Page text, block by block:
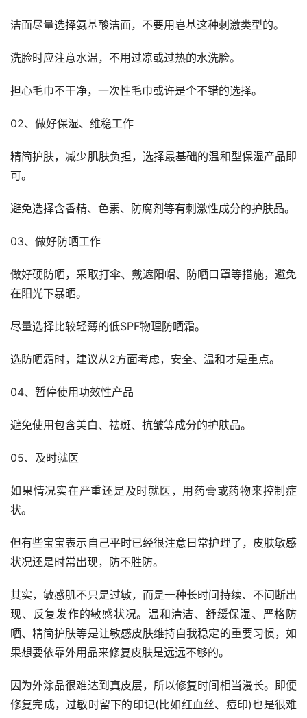
洁面尽量选择氨基酸洁面，不要用皂基这种刺激类型的。
洗脸时应注意水温，不用过凉或过热的水洗脸。
担心毛巾不干净，一次性毛巾或许是个不错的选择。
02、做好保湿、维稳工作
精简护肤，减少肌肤负担，选择最基础的温和型保湿产品即
可。
避免选择含香精、色素、防腐剂等有刺激性成分的护肤品。
03、做好防晒工作
做好硬防晒，采取打伞、戴遮阳帽、防晒口罩等措施，避免
在阳光下暴晒。
尽量选择比较轻薄的低SPF物理防晒霜。
选防晒霜时，建议从2方面考虑，安全、温和才是重点。
04、暂停使用功效性产品
避免使用包含美白、祛斑、抗皱等成分的护肤品。
05、及时就医
如果情况实在严重还是及时就医，用药膏或药物来控制症
状。
但有些宝宝表示自己平时已经很注意日常护理了，皮肤敏感
状况还是时常出现，防不胜防。
其实，敏感肌不只是过敏，而是一种长时间持续、不间断出
现、反复发作的敏感状况。温和清洁、舒缓保湿、严格防
晒、精简护肤等是让敏感皮肤维持自我稳定的重要习惯，如
果想要依靠外用品来修复皮肤是远远不够的。
因为外涂品很难达到真皮层，所以修复时间相当漫长。即便
修复完成，过敏时留下的印记(比如红血丝、痘印)也是很难